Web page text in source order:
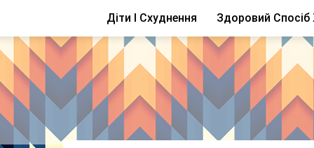
Діти І Схуднення Здоровий